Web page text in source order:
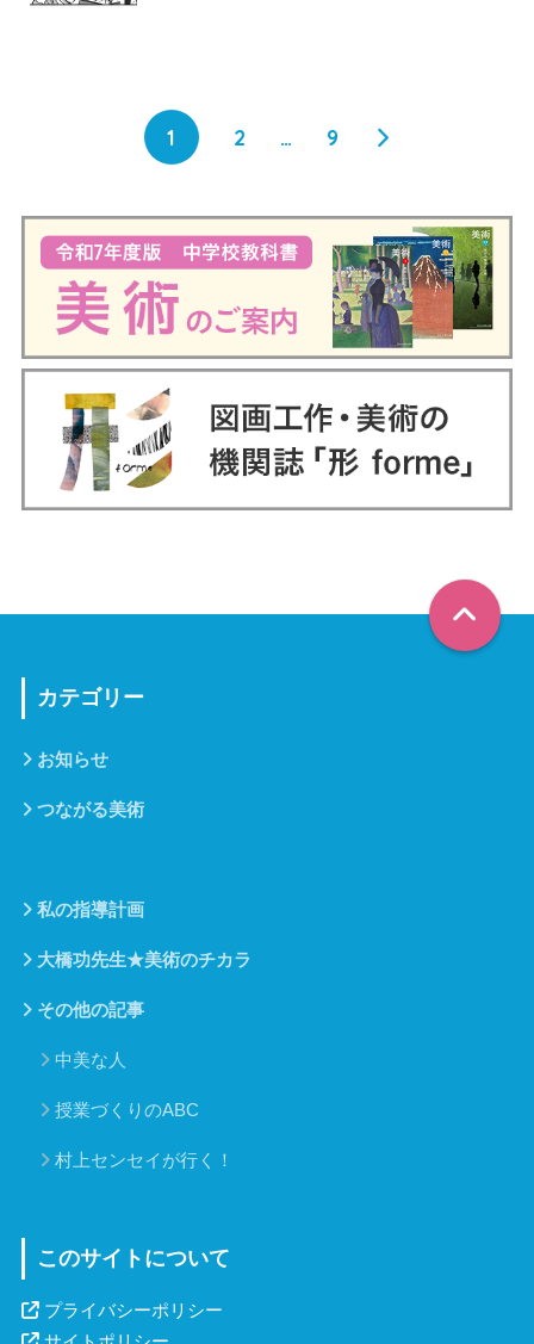
1 2 … 9
カテゴリー
お知らせ
つながる美術
私の指導計画
大橋功先生★美術のチカラ
その他の記事
中美な人
授業づくりのABC
村上センセイが行く！
このサイトについて
プライバシーポリシー